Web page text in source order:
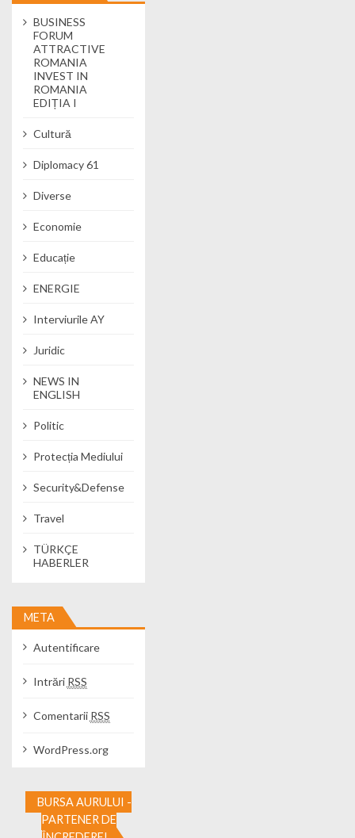
BUSINESS
FORUM
ATTRACTIVE
ROMANIA
INVEST IN
ROMANIA
EDIȚIA I
Cultură
Diplomacy 61
Diverse
Economie
Educație
ENERGIE
Interviurile AY
Juridic
NEWS IN
ENGLISH
Politic
Protecția Mediului
Security&Defense
Travel
TÜRKÇE
HABERLER
META
Autentificare
Intrări RSS
Comentarii RSS
WordPress.org
BURSA AURULUI -
PARTENER DE